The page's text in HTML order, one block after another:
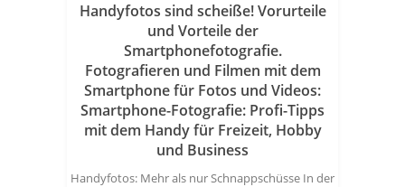
Handyfotos sind scheiße! Vorurteile
und Vorteile der
Smartphonefotografie.
Fotografieren und Filmen mit dem
Smartphone für Fotos und Videos:
Smartphone-Fotografie: Profi-Tipps
mit dem Handy für Freizeit, Hobby
und Business
Handyfotos: Mehr als nur Schnappschüsse In der